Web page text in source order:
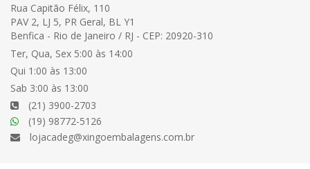
Rua Capitão Félix, 110
PAV 2, LJ 5, PR Geral, BL Y1
Benfica - Rio de Janeiro / RJ - CEP: 20920-310
Ter, Qua, Sex 5:00 às 14:00
Qui 1:00 às 13:00
Sab 3:00 às 13:00
(21) 3900-2703
(19) 98772-5126
lojacadeg@xingoembalagens.com.br